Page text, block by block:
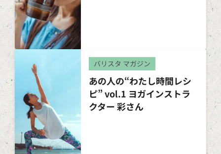
バリスタ マガジン
あの人の“わたし時間レシ
ピ” vol.1 ヨガインストラ
クター 彩さん